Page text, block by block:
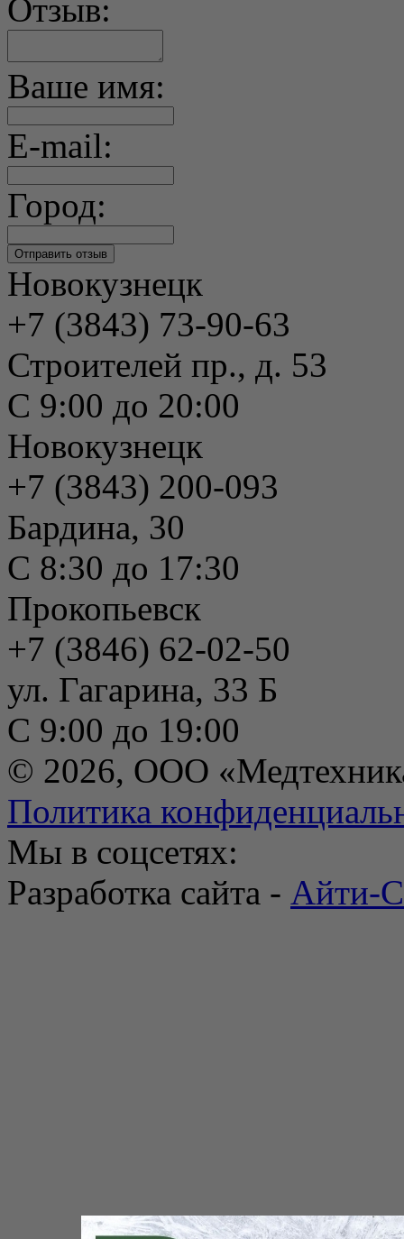
Отзыв:
Ваше имя:
E-mail:
Город:
Новокузнецк
+7 (3843) 73-90-63
Строителей пр., д. 53
С 9:00 до 20:00
Новокузнецк
+7 (3843) 200-093
Бардина, 30
С 8:30 до 17:30
Прокопьевск
+7 (3846) 62-02-50
ул. Гагарина, 33 Б
С 9:00 до 19:00
© 2026, ООО
Политика
Мы в соцсетях:
Разработка сайта - Айти-